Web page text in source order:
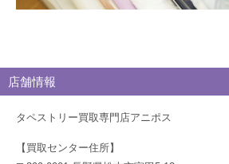
店舗情報
タペストリー買取専門店アニポス
【買取センター住所】